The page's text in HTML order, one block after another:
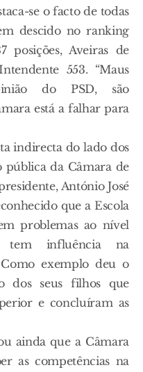
se o facto de todas
descido no ranking
posições, Aveiras de
553. “Maus
do PSD, são
está a falhar para
indirecta do lado dos
pública da Câmara de
António José
que a Escola
problemas ao nível
tem influência na
exemplo deu o
dos seus filhos que
e concluíram as
ainda que a Câmara
as competências na